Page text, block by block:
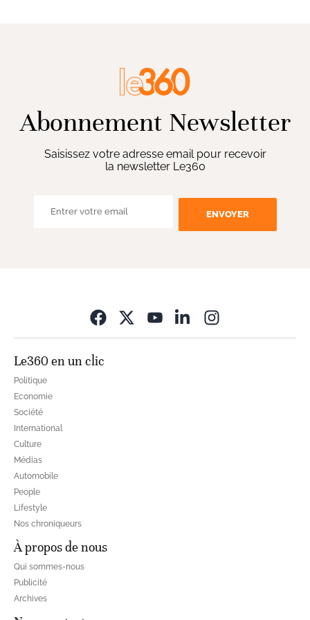
Abonnement Newsletter
Saisissez votre adresse email pour recevoir
la newsletter Le360
ENVOYER
Le360 en un clic
Politique
Economie
Société
International
Culture
Médias
Automobile
People
Lifestyle
Nos chroniqueurs
À propos de nous
Qui sommes-nous
Publicité
Archives